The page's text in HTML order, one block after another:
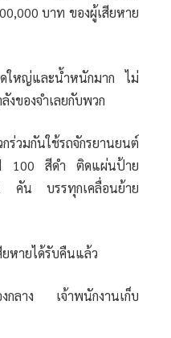
บาท ของผู้เสียหาย
ใหญ่และน้ำหนักมาก ไม่
งของจำเลยกับพวก
วมกันใช้รถจักรยานยนต์
100 สีดำ ติดแผ่นป้าย
น บรรทุกเคลื่อนย้าย
หายได้รับคืนแล้ว
งกลาง เจ้าพนักงานเก็บ